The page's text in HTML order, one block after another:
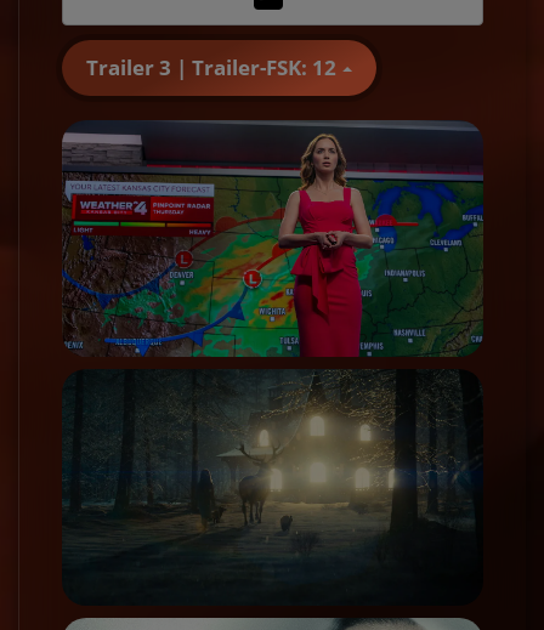
Trailer 3 | Trailer-FSK: 12